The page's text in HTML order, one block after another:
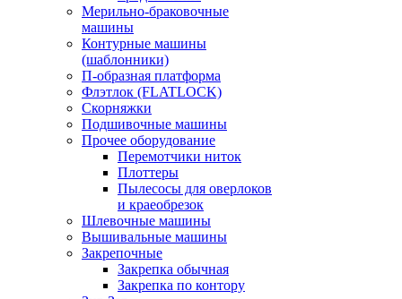
Мерильно-браковочные
машины
Контурные машины
(шаблонники)
П-образная платформа
Флэтлок (FLATLOCK)
Скорняжки
Подшивочные машины
Прочее оборудование
Перемотчики ниток
Плоттеры
Пылесосы для оверлоков
и краеобрезок
Шлевочные машины
Вышивальные машины
Закрепочные
Закрепка обычная
Закрепка по контору